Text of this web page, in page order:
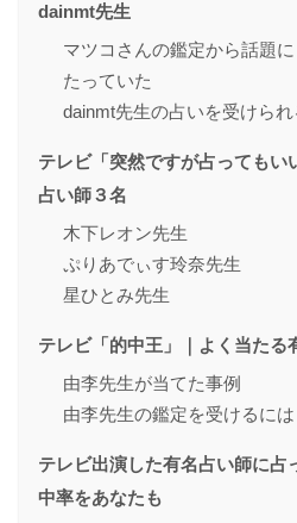
dainmt先生
マツコさんの鑑定から話題
たっていた
dainmt先生の占いを受けら
テレビ「突然ですが占ってもい
占い師３名
木下レオン先生
ぷりあでぃす玲奈先生
星ひとみ先生
テレビ「的中王」｜よく当たる
由李先生が当てた事例
由李先生の鑑定を受けるには
テレビ出演した有名占い師に占
中率をあなたも